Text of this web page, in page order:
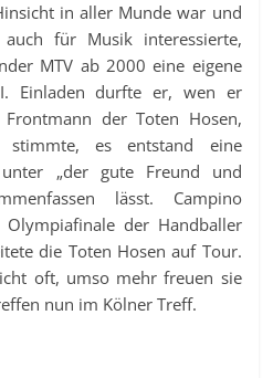
in aller Munde war und
für Musik interessierte,
MTV ab 2000 eine eigene
Einladen durfte er, wen er
der Toten Hosen,
stimmte, es entstand eine
„der gute Freund und
lässt. Campino
der Handballer
die Toten Hosen auf Tour.
oft, umso mehr freuen sie
nun im Kölner Treff.